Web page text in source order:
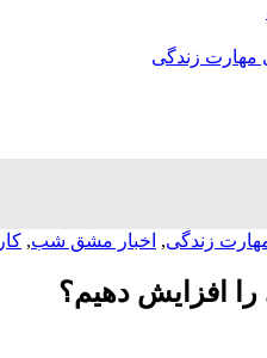
مهارت زندگی
مهارت زندگی, اخبار مشق شب,
افزایش دهیم؟